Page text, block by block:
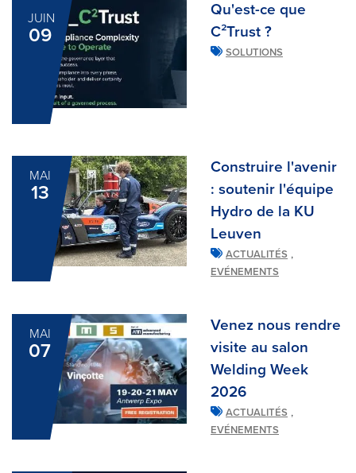
JUIN
09
Qu'est-ce que
C²Trust ?
SOLUTIONS
MAI
13
Construire l'avenir
: soutenir l'équipe
Hydro de la KU
Leuven
ACTUALITÉS ,
EVÉNEMENTS
MAI
07
Venez nous rendre
visite au salon
Welding Week
2026
ACTUALITÉS ,
EVÉNEMENTS